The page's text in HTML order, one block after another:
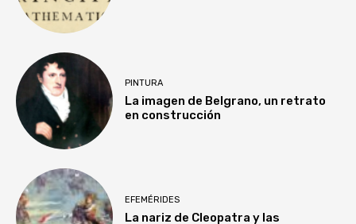
PINTURA
La imagen de Belgrano, un retrato
en construcción
EFEMÉRIDES
La nariz de Cleopatra y las